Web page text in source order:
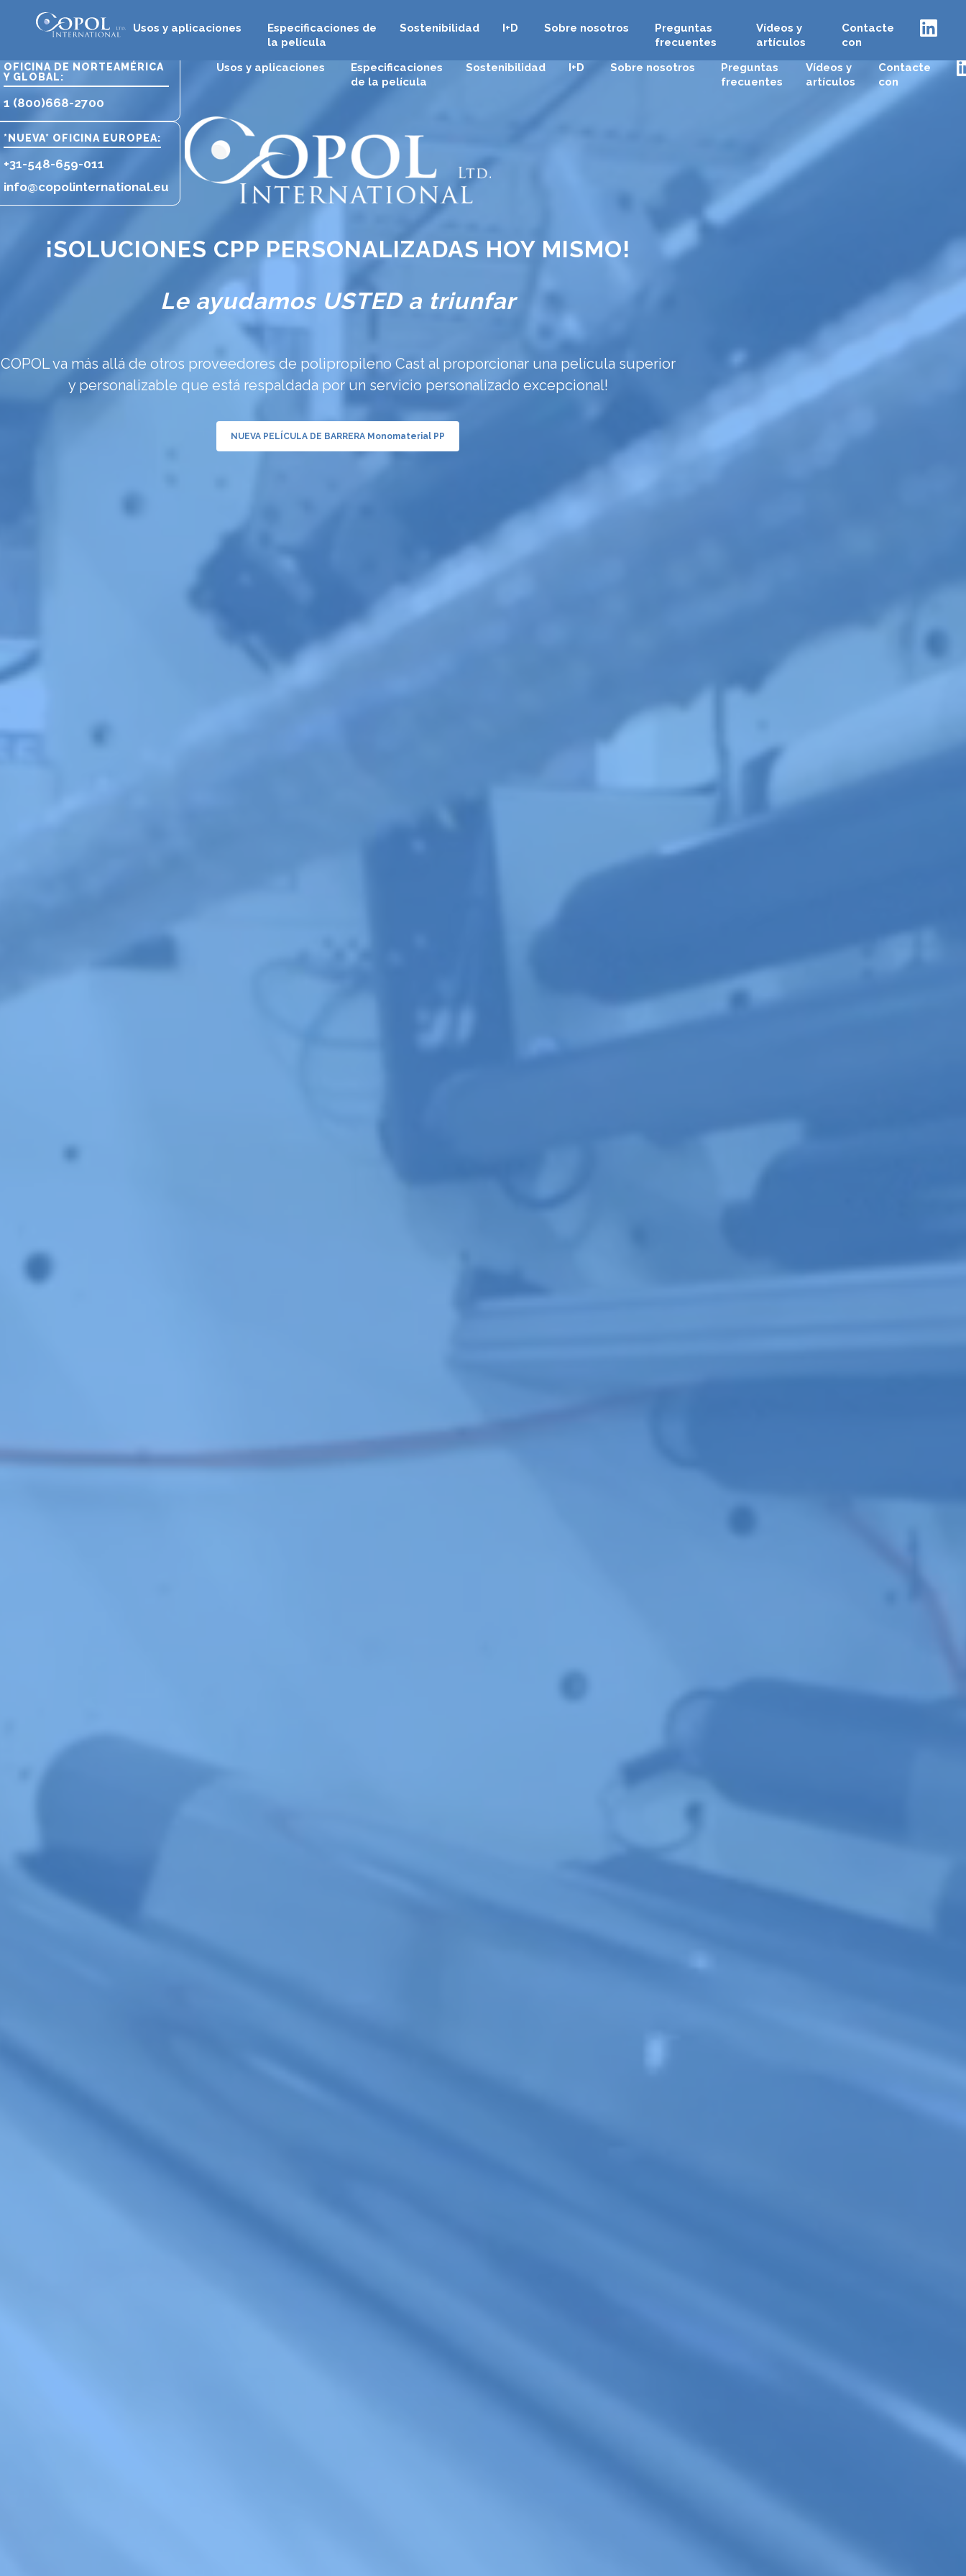
Usos y aplicaciones
Especificaciones de
la película
Sostenibilidad I+D Sobre nosotros
Preguntas
frecuentes
Vídeos y
artículos
Contacte
con
English Deutsch
OFICINA DE NORTEAMÉRICA
Y GLOBAL:
1 (800)668-2700‍
*NUEVA* OFICINA EUROPEA:
+31-548-659-011
info@copolinternational.eu
Usos y aplicaciones
Especificaciones
de la película
Sostenibilidad I+D Sobre nosotros
Preguntas
frecuentes
Vídeos y
artículos
Contacte
con
¡SOLUCIONES CPP PERSONALIZADAS HOY MISMO!
Le ayudamos USTEDa triunfar
COPOL va más allá de otros proveedores de polipropileno Cast al proporcionar una película superior
y personalizable que está respaldada por un servicio personalizado excepcional!
NUEVA PELÍCULA DE BARRERA Monomaterial PP